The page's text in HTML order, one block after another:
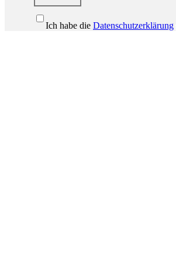
Ich habe die Datenschutzerklärung